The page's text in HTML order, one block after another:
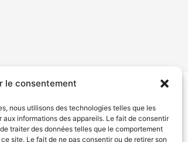
le consentement
nous utilisons des technologies telles que les
informations des appareils. Le fait de consentir
traiter des données telles que le comportement
site. Le fait de ne pas consentir ou de retirer son
Politique de confidentialité